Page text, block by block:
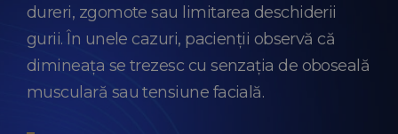
dureri, zgomote sau limitarea deschiderii
gurii. În unele cazuri, pacienții observă că
dimineața se trezesc cu senzația de oboseală
musculară sau tensiune facială.